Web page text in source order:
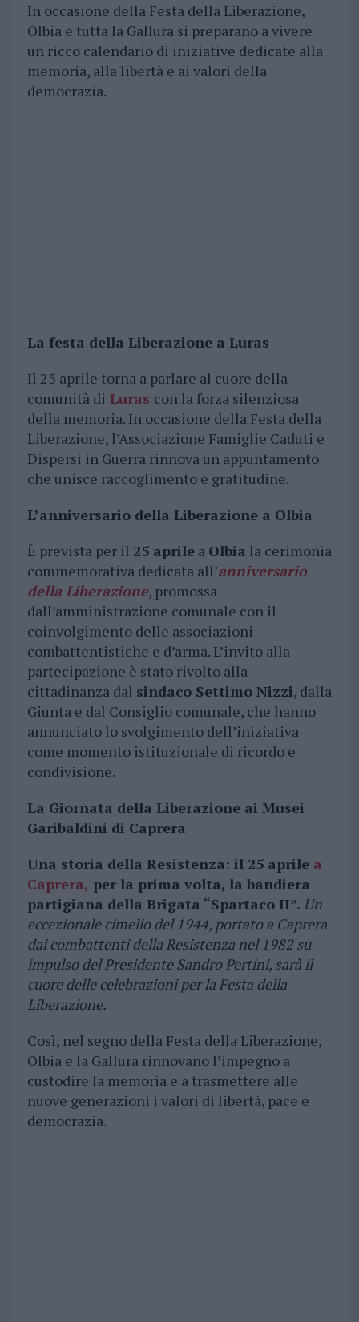
In occasione della Festa della Liberazione,
Olbia e tutta la Gallura si preparano a vivere
un ricco calendario di iniziative dedicate alla
memoria, alla libertà e ai valori della
democrazia.
La festa della Liberazione a Luras
Il 25 aprile torna a parlare al cuore della
comunità di Luras con la forza silenziosa
della memoria. In occasione della Festa della
Liberazione, l’Associazione Famiglie Caduti e
Dispersi in Guerra rinnova un appuntamento
che unisce raccoglimento e gratitudine.
L’anniversario della Liberazione a Olbia
È prevista per il 25 aprilea Olbia la cerimonia
commemorativa dedicata all’anniversario
della Liberazione, promossa
dall’amministrazione comunale con il
coinvolgimento delle associazioni
combattentistiche e d’arma. L’invito alla
partecipazione è stato rivolto alla
cittadinanza dal sindaco Settimo Nizzi, dalla
Giunta e dal Consiglio comunale, che hanno
annunciato lo svolgimento dell’iniziativa
come momento istituzionale di ricordo e
condivisione.
La Giornata della Liberazione ai Musei
Garibaldini di Caprera
Una storia della Resistenza: il 25 aprilea
Caprera, per la prima volta, la bandiera
partigiana della Brigata “Spartaco II”. Un
eccezionale cimelio del 1944, portato a Caprera
dai combattenti della Resistenza nel 1982 su
impulso del Presidente Sandro Pertini, sarà il
cuore delle celebrazioni per la Festa della
Liberazione.
Così, nel segno della Festa della Liberazione,
Olbia e la Gallura rinnovano l’impegno a
custodire la memoria e a trasmettere alle
nuove generazioni i valori di libertà, pace e
democrazia.